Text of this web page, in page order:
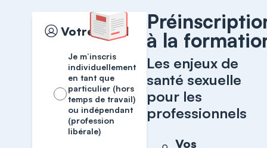
Votre profil
Je m’inscris
individuellement
en tant que
particulier (hors
temps de travail)
ou indépendant
(profession
libérale)
à la
Les enjeux de
santé sexuelle
pour les
professionnels
Vos